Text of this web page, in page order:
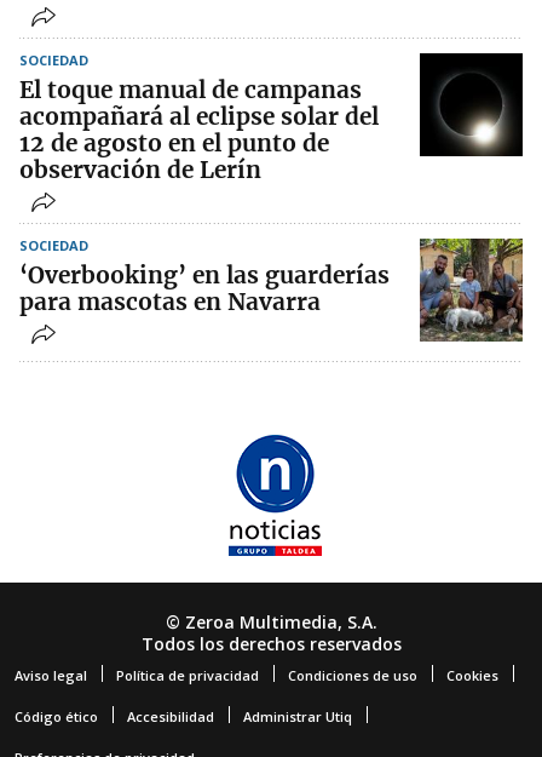
SOCIEDAD
El toque manual de campanas
acompañará al eclipse solar del
12 de agosto en el punto de
observación de Lerín
SOCIEDAD
‘Overbooking’ en las guarderías
para mascotas en Navarra
© Zeroa Multimedia, S.A.
Todos los derechos reservados
Aviso legal Política de privacidad Condiciones de uso Cookies
Código ético Accesibilidad Administrar Utiq